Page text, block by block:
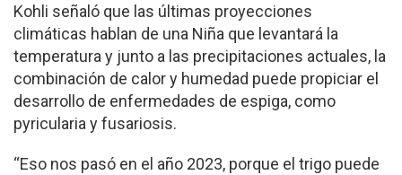
Kohli señaló que las últimas proyecciones
climáticas hablan de una Niña que levantará la
temperatura y junto a las precipitaciones actuales, la
combinación de calor y humedad puede propiciar el
desarrollo de enfermedades de espiga, como
pyricularia y fusariosis.
“Eso nos pasó en el año 2023, porque el trigo puede